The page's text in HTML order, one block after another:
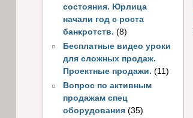
состояния. Юрлица
начали год с роста
банкротств. (8)
Бесплатные видео уроки
для сложных продаж.
Проектные продажи. (11)
Вопрос по активным
продажам спец
оборудования (35)